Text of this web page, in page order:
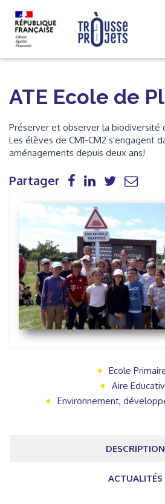
ATE Ecole de
Préserver et observer la biodiversité
Les élèves de CM1-CM2 s'engagent
aménagements depuis deux ans!
Partager
Ecole
Aire
Environnement,
DESCRIPTION
ACTUALITÉS